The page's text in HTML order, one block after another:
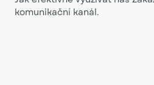
komunikační kanál.